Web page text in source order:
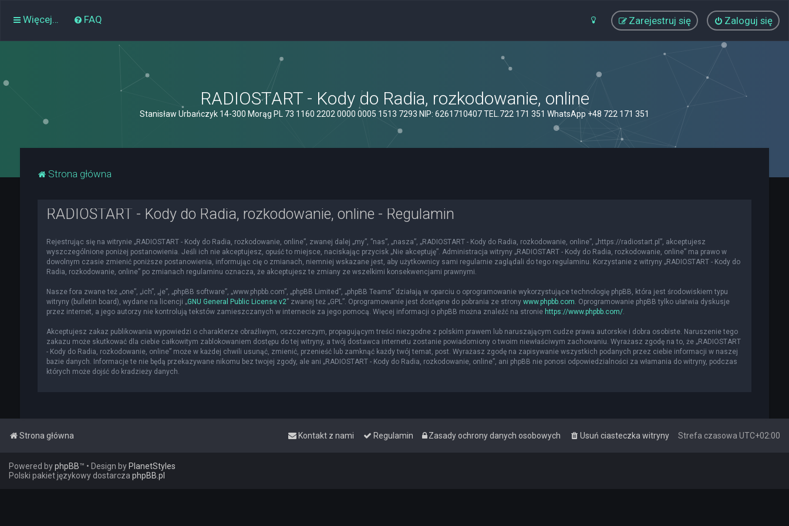
Więcej… FAQ Zaloguj się
Zarejestruj się
RADIOSTART - Kody do Radia, rozkodowanie, online
Stanisław Urbańczyk 14-300 Morąg PL 73 1160 2202 0000 0005 1513 7293 NIP: 6261710407 TEL.722 171 351 WhatsApp +48 722 171 351
Strona główna
RADIOSTART - Kody do Radia, rozkodowanie, online - Regulamin
Rejestrując się na witrynie „RADIOSTART - Kody do Radia, rozkodowanie, online”, zwanej dalej „my”, ”nas”, „nasza”, „RADIOSTART - Kody do Radia, rozkodowanie, online”, „https://radiostart.pl”, akceptujesz
wyszczególnione poniżej postanowienia. Jeśli ich nie akceptujesz, opuść to miejsce, naciskając przycisk „Nie akceptuję”. Administracja witryny „RADIOSTART - Kody do Radia, rozkodowanie, online” ma prawo w
dowolnym czasie zmienić poniższe postanowienia, informując cię o zmianach, niemniej wskazane jest, aby użytkownicy sami regularnie zaglądali do tego regulaminu. Korzystanie z witryny „RADIOSTART - Kody do
Radia, rozkodowanie, online” po zmianach regulaminu oznacza, że akceptujesz te zmiany ze wszelkimi konsekwencjami prawnymi.
Nasze fora zwane też „one”, „ich”, „je”, „phpBB software”, „www.phpbb.com”, „phpBB Limited”, „phpBB Teams” działają w oparciu o oprogramowanie wykorzystujące technologię phpBB, która jest środowiskiem typu
witryny (bulletin board), wydane na licencji „GNU General Public License v2” zwanej też „GPL”. Oprogramowanie jest dostępne do pobrania ze strony www.phpbb.com. Oprogramowanie phpBB tylko ułatwia dyskusje
przez internet, a jego autorzy nie kontrolują tekstów zamieszczanych w internecie za jego pomocą. Więcej informacji o phpBB można znaleźć na stronie https://www.phpbb.com/.
Akceptujesz zakaz publikowania wypowiedzi o charakterze obraźliwym, oszczerczym, propagującym treści niezgodne z polskim prawem lub naruszającym cudze prawa autorskie i dobra osobiste. Naruszenie tego
zakazu może skutkować dla ciebie całkowitym zablokowaniem dostępu do tej witryny, a twój dostawca internetu zostanie powiadomiony o twoim niewłaściwym zachowaniu. Wyrażasz zgodę na to, że „RADIOSTART
- Kody do Radia, rozkodowanie, online” może w każdej chwili usunąć, zmienić, przenieść lub zamknąć każdy twój temat, post. Wyrażasz zgodę na zapisywanie wszystkich podanych przez ciebie informacji w naszej
bazie danych. Informacje te nie będą przekazywane nikomu bez twojej zgody, ale ani „RADIOSTART - Kody do Radia, rozkodowanie, online”, ani phpBB nie ponosi odpowiedzialności za włamania do witryny, podczas
których może dojść do kradzieży danych.
Strona główna Strefa czasowa UTC+02:00
Usuń ciasteczka witryny
Zasady ochrony danych osobowych
Regulamin
Kontakt z nami
Powered byphpBB™ • Design by PlanetStyles
Polski pakiet językowy dostarcza phpBB.pl